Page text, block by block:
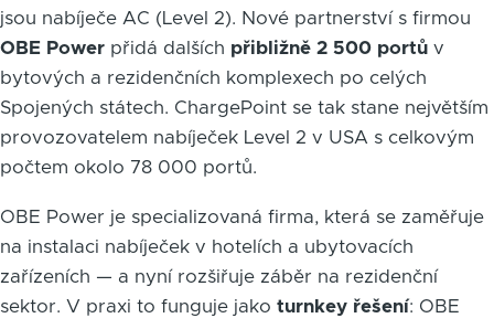
jsou nabíječe AC (Level 2). Nové partnerství s firmou
OBE Power přidá dalších přibližně 2 500 portů v
bytových a rezidenčních komplexech po celých
Spojených státech. ChargePoint se tak stane největším
provozovatelem nabíječek Level 2 v USA s celkovým
počtem okolo 78 000 portů.
OBE Power je specializovaná firma, která se zaměřuje
na instalaci nabíječek v hotelích a ubytovacích
zařízeních — a nyní rozšiřuje záběr na rezidenční
sektor. V praxi to funguje jako turnkey řešení: OBE